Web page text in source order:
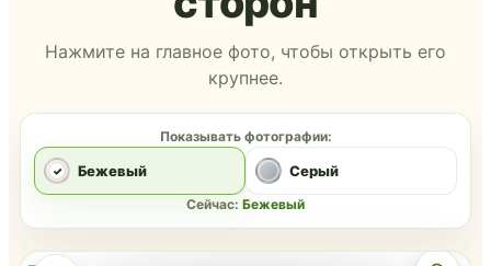
Нажмите на главное фото, чтобы открыть его
крупнее.
Показывать фотографии:
Бежевый Серый
Сейчас: Бежевый